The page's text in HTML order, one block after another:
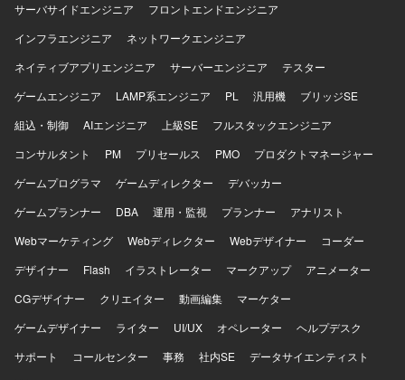
スやチーム内の役割分担、情報共有方法の改善、チームメ
ンバーへの技術的な支援やナレッジ共有を通じてチーム開
発をリードしていただきます。 【求める人物像】 マネジメ
ントだけではなく自ら設計・実装を行いながらチームをリ
ンドの領域を限定せず、プロダクト全体の課題に向き合え
る方が望ましいです。技術的な理想だけでなく、顧客価値
別要望への対応をプロダクトの改善につなげられる方を歓
迎します。曖昧な状況でも自ら課題を整理し、必要な関係
者を巻き込みながら開発を進められる方、プロダクトマネ
ージャーやプロジェクトマネージャーと建設的に議論でき
支援やナレッジ共有ができる方にご参画いただきたいと考
えています。開発速度と品質の両方に責任を持ち、継続的
魅力】 AI音声プロダクトを実際のコンタクトセンターへ導
入し、現場から得られるフィードバックをもとにプロダク
トを改善していくフェーズに携わることができます。決め
られた仕様を実装するだけではなく、顧客環境で発生して
サーバサイドエンジニア
フロントエンドエンジニア
インフラエンジニア
ネットワークエンジニア
ネイティブアプリエンジニア
サーバーエンジニア
テスター
ゲームエンジニア
LAMP系エンジニア PL 汎用機
ブリッジSE
組込・制御
AIエンジニア 上級SE
フルスタックエンジニア
コンサルタント
PM プリセールス PMO
プロダクトマネージャー
ゲームプログラマ
ゲームディレクター
デバッカー
ゲームプランナー
DBA 運用・監視 プランナー
アナリスト
Webマーケティング
Webディレクター Webデザイナー
コーダー
デザイナー
Flash イラストレーター マークアップ
アニメーター
CGデザイナー
クリエイター 動画編集
マーケター
ゲームデザイナー
ライター UI/UX オペレーター
ヘルプデスク
サポート
コールセンター 事務 社内SE
データサイエンティスト